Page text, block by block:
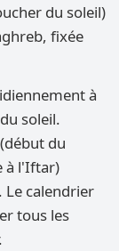
du soleil)
fixée
à
soleil.
(début du
à l'Iftar)
calendrier
tous les